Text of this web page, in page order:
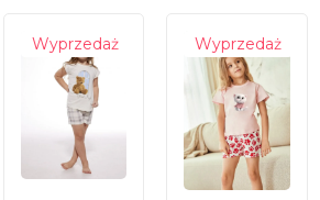
Wyprzedaż Wyprzedaż